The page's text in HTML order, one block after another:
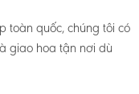
toàn quốc, chúng tôi có
giao hoa tận nơi dù